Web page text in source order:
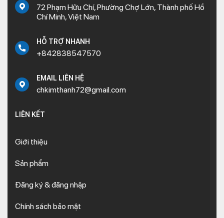
72 Phạm Hữu Chí, Phường Chợ Lớn, Thành phố Hồ
Chí Minh, Việt Nam
HỖ TRỢ NHANH
+842838547570
EMAIL LIÊN HỆ
chkimthanh72@gmail.com
LIÊN KẾT
Giới thiệu
Sản phẩm
Đăng ký & đăng nhập
Chính sách bảo mật